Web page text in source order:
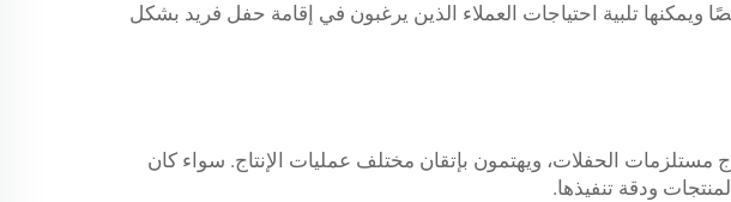
تلبية احتياجات العملاء الذين يرغبون في إقامة حفل فريد بشكل
خبرة واسعة في إنتاج مستلزمات الحفلات، ويهتمون بإتقان مختلف عمليات الإنتاج. سواء كان
ودقة تنفيذها.